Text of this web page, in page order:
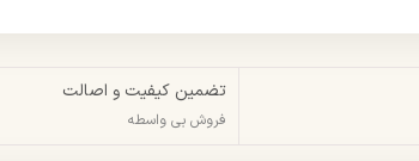
تضمین کیفیت و اصالت
فروش بی واسطه